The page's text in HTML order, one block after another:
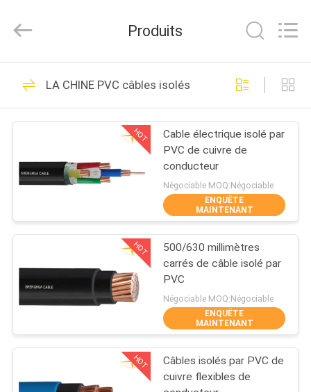
APERÇU
PRODUITS
VIDÉOS
SHOW
PROPOS
NOUS
Cable
(Group)
All
Reserved.
XLPE Câbles
électriques isolants
306
câble électrique
blindé
244
Produits
LA CHINE PVC câbles isolés
HOT
Cable électrique isolé par
PVC de cuivre de
conducteur
Négociable MOQ:Négociable
ENQUÊTE
MAINTENANT
HOT
500/630 millimètres
carrés de câble isolé par
PVC
Négociable MOQ:Négociable
ENQUÊTE
MAINTENANT
HOT
Câbles isolés par PVC de
cuivre flexibles de